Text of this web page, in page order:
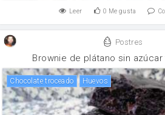
Leer 0 Me gusta
Postres
Brownie de plátano sin azúcar
Chocolate troceado huevos